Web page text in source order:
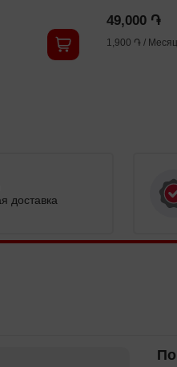
49,000 ֏
1,900 ֏ / Месяц
доставка